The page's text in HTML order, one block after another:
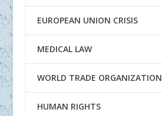
EUROPEAN UNION CRISIS
MEDICAL LAW
WORLD TRADE ORGANIZATION
HUMAN RIGHTS